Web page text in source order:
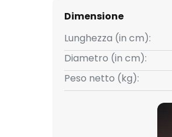
Dimensione
Lunghezza (in cm):
Diametro (in cm):
Peso netto (kg):